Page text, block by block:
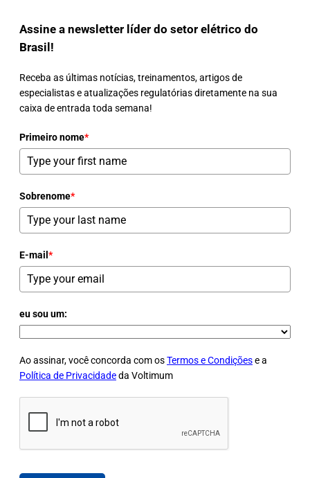
Assine a newsletter líder do setor elétrico do
Brasil!
Receba as últimas notícias, treinamentos, artigos de
especialistas e atualizações regulatórias diretamente na sua
caixa de entrada toda semana!
Primeiro nome*
Sobrenome*
E-mail *
eu sou um:
Ao assinar, você concorda com osTermos e Condiçõese a
Política de Privacidadeda Voltimum